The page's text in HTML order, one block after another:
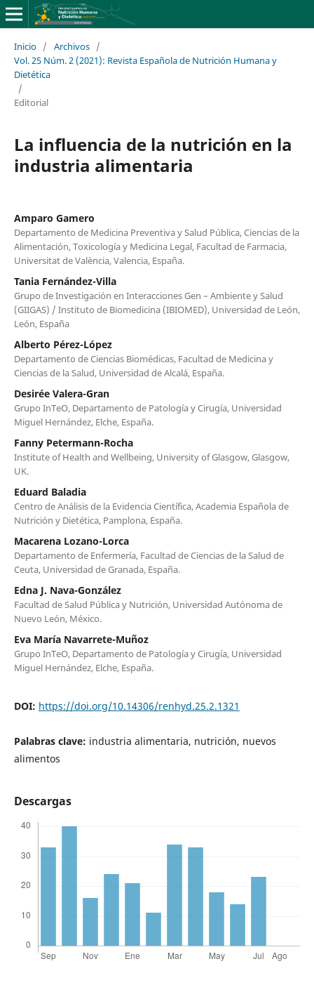
Inicio / Archivos /
Vol. 25 Núm. 2 (2021): Revista Española de Nutrición Humana y
Dietética
/
Editorial
La influencia de la nutrición en la
industria alimentaria
Amparo Gamero
Departamento de Medicina Preventiva y Salud Pública, Ciencias de la
Alimentación, Toxicología y Medicina Legal, Facultad de Farmacia,
Universitat de València, Valencia, España.
Tania Fernández-Villa
Grupo de Investigación en Interacciones Gen – Ambiente y Salud
(GIIGAS) / Instituto de Biomedicina (IBIOMED), Universidad de León,
León, España
Alberto Pérez-López
Departamento de Ciencias Biomédicas, Facultad de Medicina y
Ciencias de la Salud, Universidad de Alcalá, España.
Desirée Valera-Gran
Grupo InTeO, Departamento de Patología y Cirugía, Universidad
Miguel Hernández, Elche, España.
Fanny Petermann-Rocha
Institute of Health and Wellbeing, University of Glasgow, Glasgow,
UK.
Eduard Baladia
Centro de Análisis de la Evidencia Científica, Academia Española de
Nutrición y Dietética, Pamplona, España.
Macarena Lozano-Lorca
Departamento de Enfermería, Facultad de Ciencias de la Salud de
Ceuta, Universidad de Granada, España.
Edna J. Nava-González
Facultad de Salud Pública y Nutrición, Universidad Autónoma de
Nuevo León, México.
Eva María Navarrete-Muñoz
Grupo InTeO, Departamento de Patología y Cirugía, Universidad
Miguel Hernández, Elche, España.
DOI: https://doi.org/10.14306/renhyd.25.2.1321
Palabras clave: industria alimentaria, nutrición, nuevos
alimentos
Descargas